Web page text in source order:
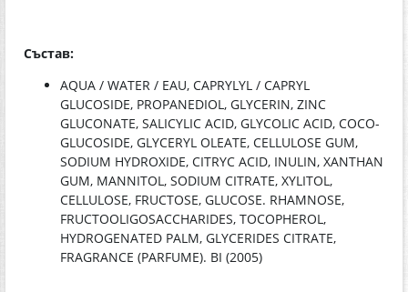
Състав:
AQUA / WATER / EAU, CAPRYLYL / CAPRYL
GLUCOSIDE, PROPANEDIOL, GLYCERIN, ZINC
GLUCONATE, SALICYLIC ACID, GLYCOLIC ACID, COCO-
GLUCOSIDE, GLYCERYL OLEATE, CELLULOSE GUM,
SODIUM HYDROXIDE, CITRYC ACID, INULIN, XANTHAN
GUM, MANNITOL, SODIUM CITRATE, XYLITOL,
CELLULOSE, FRUCTOSE, GLUCOSE. RHAMNOSE,
FRUCTOOLIGOSACCHARIDES, TOCOPHEROL,
HYDROGENATED PALM, GLYCERIDES CITRATE,
FRAGRANCE (PARFUMЕ). BI (2005)